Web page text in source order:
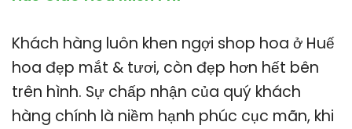
Khách hàng luôn khen ngợi shop hoa ở Huế
hoa đẹp mắt & tươi, còn đẹp hơn hết bên
trên hình. Sự chấp nhận của quý khách
hàng chính là niềm hạnh phúc cục mãn, khi